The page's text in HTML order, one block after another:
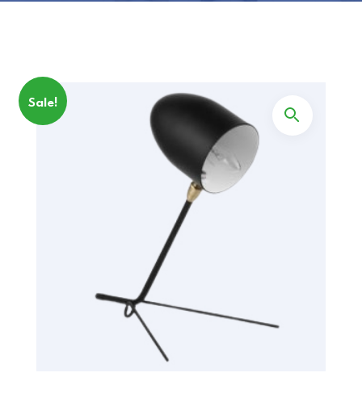
Sale!